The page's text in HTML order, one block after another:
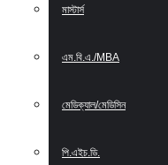
মাস্টার্স
এম.বি.এ./MBA
মেডিক্যাল/মেডিসিন
পি.এইচ.ডি.